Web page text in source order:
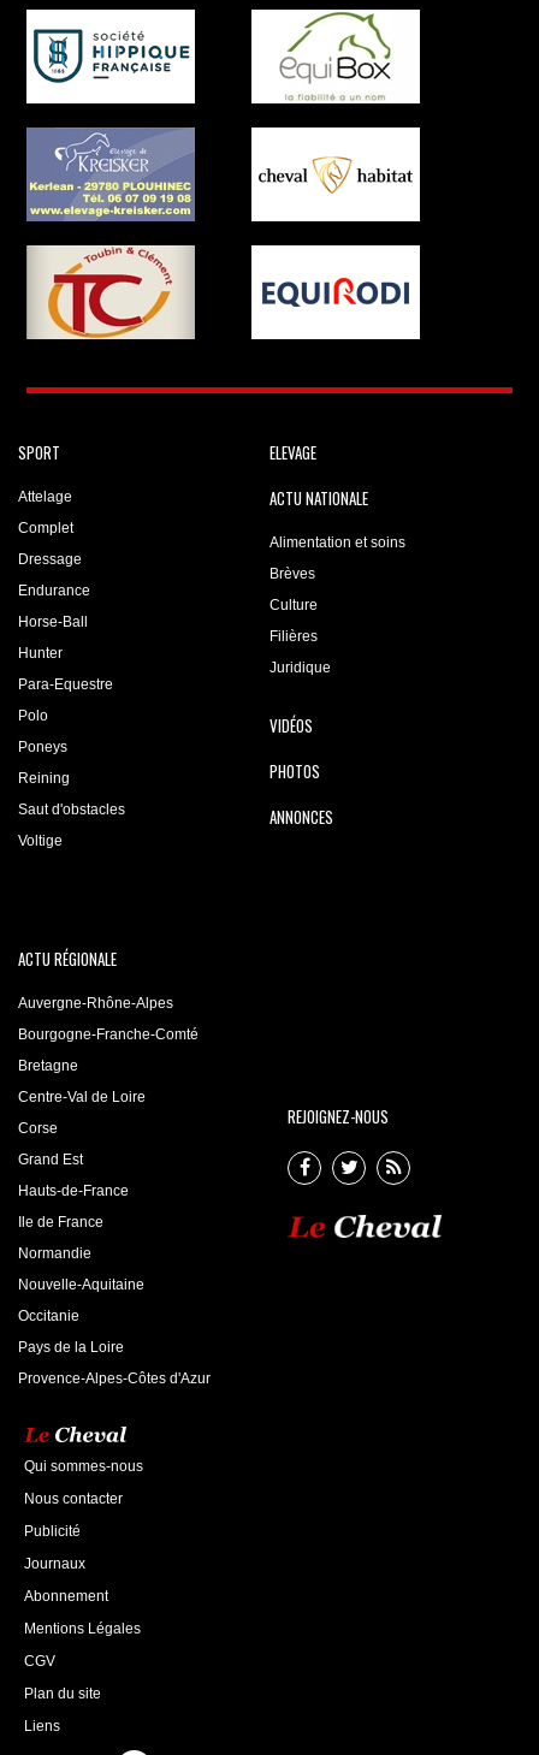
SPORT
Attelage
Complet
Dressage
Endurance
Horse-Ball
Hunter
Para-Equestre
Polo
Poneys
Reining
Saut d'obstacles
Voltige
ELEVAGE
ACTU NATIONALE
Alimentation et soins
Brèves
Culture
Filières
Juridique
VIDÉOS
PHOTOS
ANNONCES
ACTU RÉGIONALE
Auvergne-Rhône-Alpes
Bourgogne-Franche-Comté
Bretagne
Centre-Val de Loire
Corse
Grand Est
Hauts-de-France
Ile de France
Normandie
Nouvelle-Aquitaine
Occitanie
Pays de la Loire
Provence-Alpes-Côtes d'Azur
REJOIGNEZ-NOUS
Qui sommes-nous
Nous contacter
Publicité
Journaux
Abonnement
Mentions Légales
CGV
Plan du site
Liens